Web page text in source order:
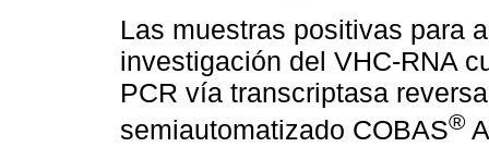
Las muestras positivas para
investigación del VHC-RNA
PCR vía transcriptasa
semiautomatizado COBAS®